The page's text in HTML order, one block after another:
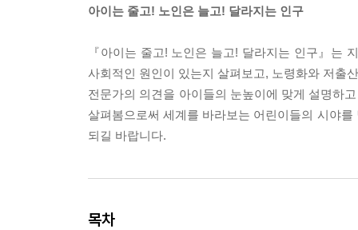
아이는 줄고! 노인은 늘고! 달라지는 인구
『아이는 줄고! 노인은 늘고! 달라지는 인구』는
사회적인 원인이 있는지 살펴보고, 노령화와 저출
전문가의 의견을 아이들의 눈높이에 맞게 설명하
살펴봄으로써 세계를 바라보는 어린이들의 시야
되길 바랍니다.
목차